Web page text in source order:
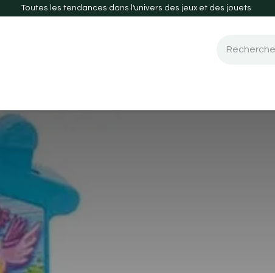
Toutes les tendances dans l'univers des jeux et des jouets